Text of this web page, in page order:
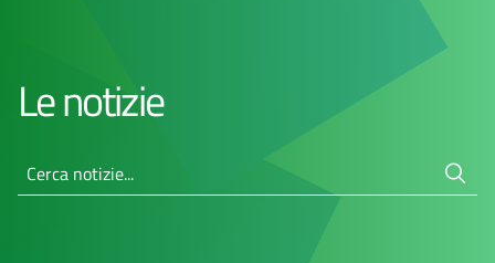
Le notizie
Cerca notizie...